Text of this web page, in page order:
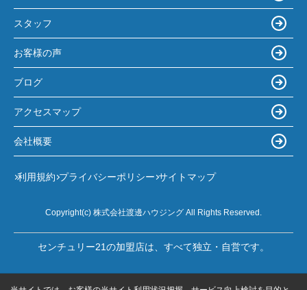
スタッフ
お客様の声
ブログ
アクセスマップ
会社概要
利用規約 プライバシーポリシー サイトマップ
Copyright(c) 株式会社渡邊ハウジング All Rights Reserved.
センチュリー21の加盟店は、すべて独立・自営です。